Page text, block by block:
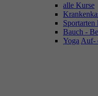
alle Kurse
Sportarten
Bauch -
Yoga Auf-